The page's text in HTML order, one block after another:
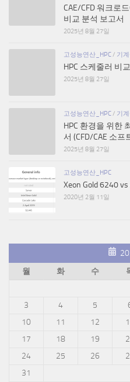
CAE/CFD 워크로
비교 분석 보고서
2025년 8월 27일
고성능연산_HPC / 기
HPC 스케줄러 비
2025년 8월 27일
고성능연산_HPC / 기
HPC 환경을 위한
서 (CFD/CAE 소
2025년 8월 27일
고성능연산_HPC
Xeon Gold 6240
2020년 2월 11일
월
화 수
3
4 5
10
11 12
17
18 19
24
25 26
31